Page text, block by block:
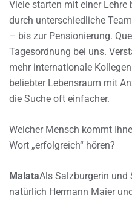
Viele starten mit einer Lehre
durch unterschiedliche
– bis zur Pensionierung.
Tagesordnung bei uns.
mehr internationale
beliebter Lebensraum mit
die Suche oft einfacher.
Welcher Mensch kommt
Wort „erfolgreich“ hören?
MalataAls Salzburgerin
natürlich Hermann Maier